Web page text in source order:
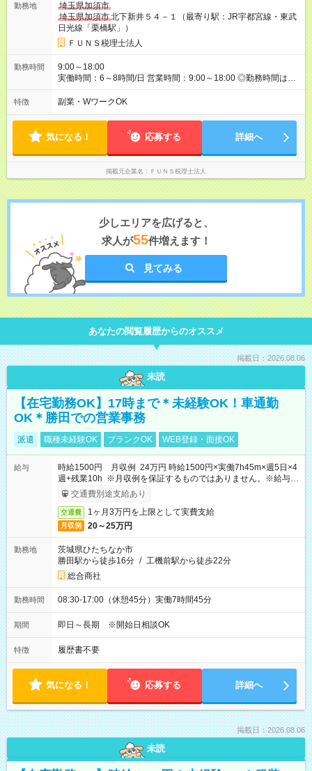
正社員の場合にはみなし残業はありません。残業手当は全額支
給します。無理な残業はありません。 ◎各種手当（勤続手当、
スキル手当等）あります。 ■働き方について バカンス・子育て
休暇もあり、有給休暇は取得しやすく風土です。腰をすえたキ
ャリア形成が目指せます。女性の短時間正社員も活躍していま
す。 ■スキルアップ支援 業界未経験者が多数活躍しています。
計画的にできることを増やせるスキルアップ面談も毎月実施し
実していますので、学ぶ習慣のある方であれば半年ほどでチー
ムに貢献できお給料もアップしていきます。
勤務地
埼玉県加須市
埼玉県加須市北下新井５４－１（最寄り駅：JR宇都宮線・東武
日光線「栗橋駅」）
ＦＵＮＳ税理士法人
勤務時間
9:00～18:00
実働時間：6～8時間/日 営業時間：9:00～18:00 ◎勤務時間は営
業時間内で相談に応じます。 例：9時～18時、10時～17時など
特徴 副業・WワークOK
気になる！ 応募する 詳細へ
掲載元企業名 ＦＵＮＳ税理士法人
少しエリアを広げると、
求人が55件増えます！
見てみる
あなたの閲覧履歴からのオススメ
掲載日：2026.08.06
未読
【在宅勤務OK】17時まで＊未経験OK！車通勤
OK＊勝田での営業事務
派遣 職種未経験OK ブランクOK WEB登録・面接OK
給与
時給1500円 月収例 24万円 時給1500円×実働7h45m×週5日×4
週+残業10h ※月収例を保証するものではありません。※給与即
受取りサービス利用可（利用条件有）
交通費別途支給あり
交通費 1ヶ月3万円を上限として実費支給
月収例 20～25万円
勤務地
茨城県ひたちなか市
勝田駅から徒歩16分 / 工機前駅から徒歩22分
総合商社
勤務時間 08:30-17:00（休憩45分）実働7時間45分
期間 即日～長期 ※開始日相談OK
特徴 履歴書不要
気になる！ 応募する 詳細へ
掲載日：2026.08.06
未読